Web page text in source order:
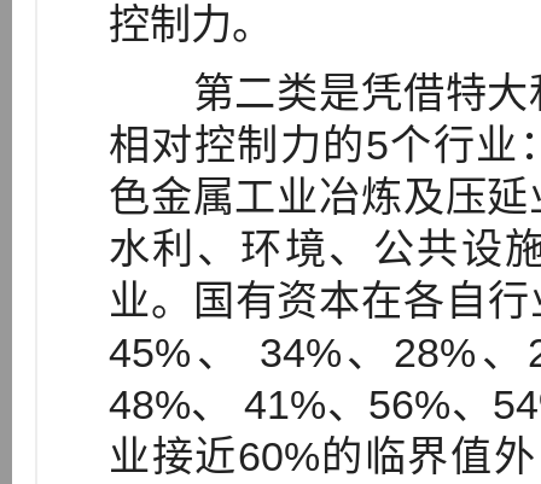
控制力。
第二类是凭借特大
相对控制力的5个行业
色金属工业冶炼及压
水利、环境、公共设
业。国有资本在各自
45%、 34%、28%
48%、 41%、56%、
业接近60%的临界值